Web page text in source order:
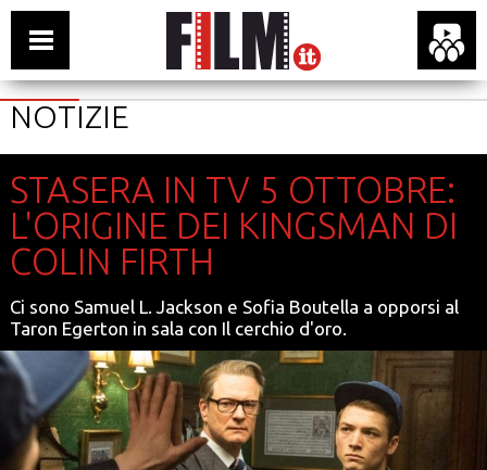
NOTIZIE
STASERA IN TV 5 OTTOBRE:
L'ORIGINE DEI KINGSMAN DI
COLIN FIRTH
Ci sono Samuel L. Jackson e Sofia Boutella a opporsi al
Taron Egerton in sala con Il cerchio d'oro.